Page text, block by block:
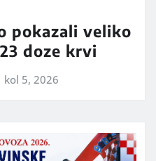
pokazali veliko
doze krvi
kol 5, 2026